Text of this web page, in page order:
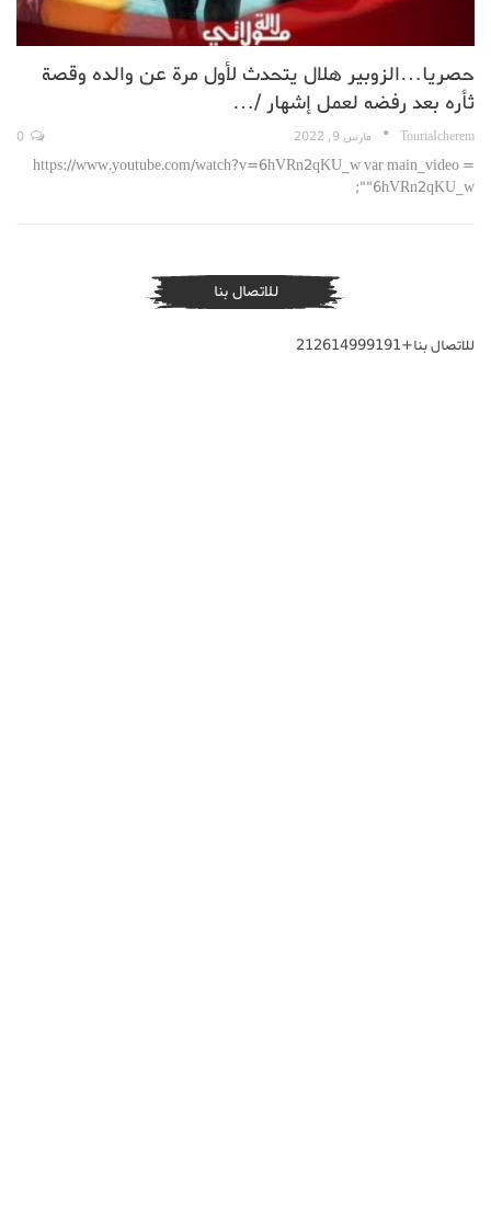
حصريا…الزوبير هلال يتحدث لأول مرة عن والده وقصة
ثأره بعد رفضه لعمل إشهار /…
TouriaIcherem مارس 9, 2022
https://www.youtube.com/watch?v=6hVRn2qKU_w var main_video =
"6hVRn2qKU_w";
للاتصال بنا
للاتصال بنا+212614999191